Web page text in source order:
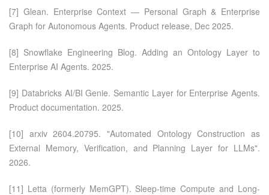
[7] Glean. Enterprise Context — Personal Graph & Enterprise
Graph for Autonomous Agents. Product release, Dec 2025.
[8] Snowflake Engineering Blog. Adding an Ontology Layer to
Enterprise AI Agents. 2025.
[9] Databricks AI/BI Genie. Semantic Layer for Enterprise Agents.
Product documentation. 2025.
[10] arxiv 2604.20795. "Automated Ontology Construction as
External Memory, Verification, and Planning Layer for LLMs".
2026.
[11] Letta (formerly MemGPT). Sleep-time Compute and Long-